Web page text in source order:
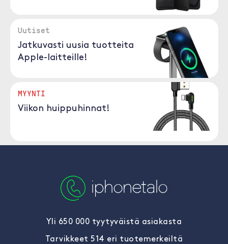
Uutiset
Jatkuvasti uusia tuotteita
Apple-laitteille!
MYYNTI
Viikon huippuhinnat!
Yli 650 000 tyytyväistä asiakasta
Tarvikkeet 514 eri tuotemerkeiltä